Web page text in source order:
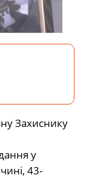
Захиснику
у
43-